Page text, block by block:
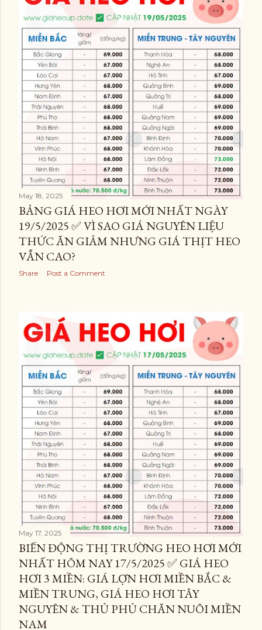
May 18, 2025
BẢNG GIÁ HEO HƠI MỚI NHẤT NGÀY
19/5/2025 ✅ VÌ SAO GIÁ NGUYÊN LIỆU
THỨC ĂN GIẢM NHƯNG GIÁ THỊT HEO
VẪN CAO?
Share Post a Comment
May 17, 2025
BIẾN ĐỘNG THỊ TRƯỜNG HEO HƠI MỚI
NHẤT HÔM NAY 17/5/2025 ✅ GIÁ HEO
HƠI 3 MIỀN: GIÁ LỢN HƠI MIỀN BẮC &
MIỀN TRUNG, GIÁ HEO HƠI TÂY
NGUYÊN & THỦ PHỦ CHĂN NUÔI MIỀN
NAM